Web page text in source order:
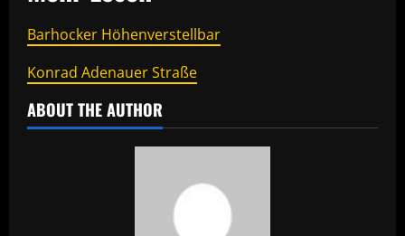
Barhocker Höhenverstellbar
Konrad Adenauer Straße
ABOUT THE AUTHOR